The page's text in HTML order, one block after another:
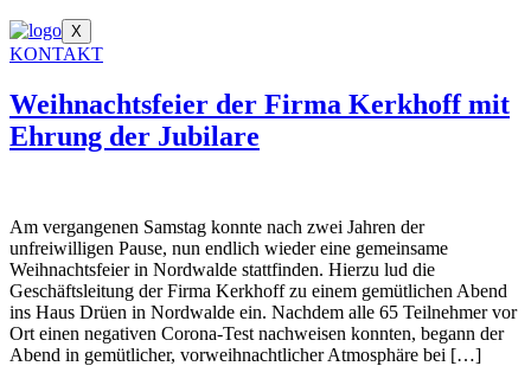
X
KONTAKT
Weihnachtsfeier der Firma Kerkhoff mit
Ehrung der Jubilare
Am vergangenen Samstag konnte nach zwei Jahren der
unfreiwilligen Pause, nun endlich wieder eine gemeinsame
Weihnachtsfeier in Nordwalde stattfinden. Hierzu lud die
Geschäftsleitung der Firma Kerkhoff zu einem gemütlichen Abend
ins Haus Drüen in Nordwalde ein. Nachdem alle 65 Teilnehmer vor
Ort einen negativen Corona-Test nachweisen konnten, begann der
Abend in gemütlicher, vorweihnachtlicher Atmosphäre bei […]